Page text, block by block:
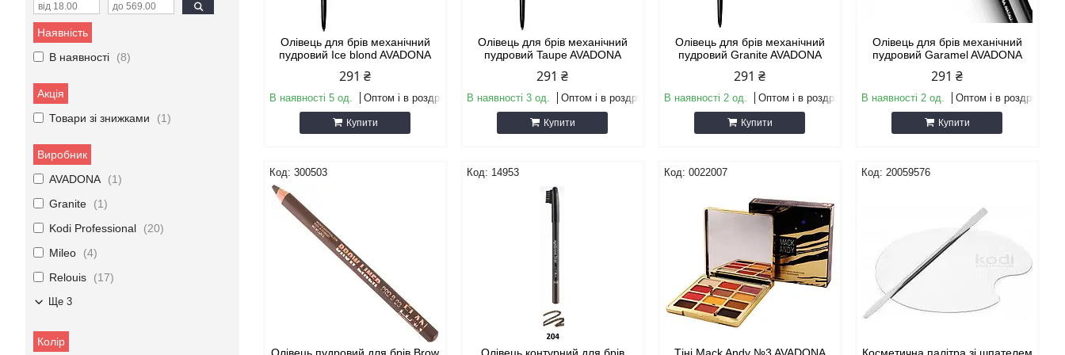
Олівець для брів механічний
пудровий Ice blond AVADONA
291 ₴
В наявності 5 од. Оптом і в роздріб
Купити
Олівець для брів механічний
пудровий Taupe AVADONA
291 ₴
В наявності 3 од. Оптом і в роздріб
Купити
Олівець для брів механічний
пудровий Granite AVADONA
291 ₴
В наявності 2 од. Оптом і в роздріб
Купити
Олівець для брів механічний
пудровий Garamel AVADONA
291 ₴
В наявності 2 од. Оптом і в роздріб
Купити
300503 14953 0022007 20059576
Наявність
В наявності
8
Акція
Товари зі знижками
1
Виробник
AVADONA
1
Granite
1
Kodi Professional
20
Mileo
4
Relouis
17
Ще 3
Колір